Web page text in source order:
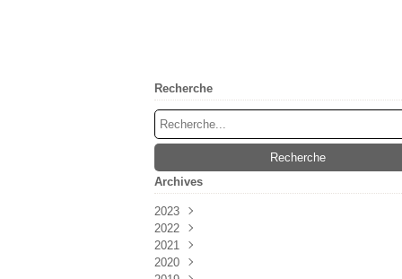
Recherche
Archives
2023
Mai(1)
Février
2022
Mai(2)
Avril
2021
Juin
2020